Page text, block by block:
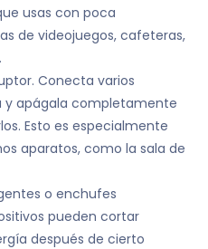
usas con poca
de videojuegos, cafeteras,
Conecta varios
y apágala completamente
Esto es especialmente
aparatos, como la sala de
o enchufes
pueden cortar
después de cierto